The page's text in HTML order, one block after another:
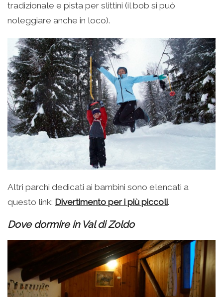
tradizionale e pista per slittini (il bob si può
noleggiare anche in loco).
Altri parchi dedicati ai bambini sono elencati a
questo link: Divertimento per i più piccoli.
Dove dormire in Val di Zoldo